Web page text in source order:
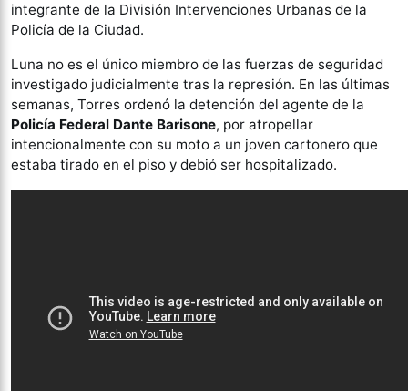
integrante de la División Intervenciones Urbanas de la
Policía de la Ciudad.
Luna no es el único miembro de las fuerzas de seguridad
investigado judicialmente tras la represión. En las últimas
semanas, Torres ordenó la detención del agente de la
Policía Federal Dante Barisone, por atropellar
intencionalmente con su moto a un joven cartonero que
estaba tirado en el piso y debió ser hospitalizado.